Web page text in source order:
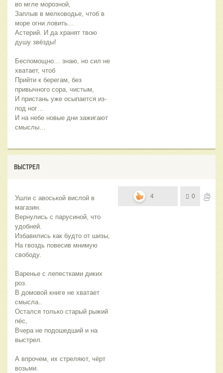
во мгле морозной,
Заплыв в мелководье, чтоб в
море огни ловить…
Астерий. И да хранят твою
душу звёзды!
Беспомощно… знаю, но сил не
хватает, чтоб
Прийти к берегам, без
привычного сора, чистым,
И пристань уже осыпается из-
под ног…
И на небе новые дни зажигают
смыслы…
ВЫСТРЕЛ
Ушли с авоськой вислой в
магазин.
Вернулись с парусиной, что
удобней.
Избавились как будто от шизы,
На гвоздь повесив мнимую
свободу.
Варенье с лепестками диких
роз.
В домовой книге не хватает
смысла..
Остался только старый рыжий
пёс,
Вчера не подошедший и на
выстрел.
А впрочем, их стреляют, чёрт
возьми.
4 0